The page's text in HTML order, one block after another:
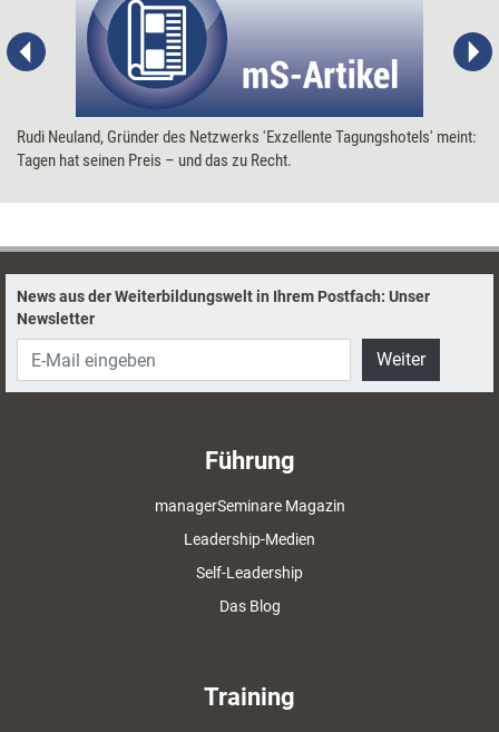
Rudi Neuland, Gründer des Netzwerks 'Exzellente Tagungshotels' meint:
Tagen hat seinen Preis – und das zu Recht.
News aus der Weiterbildungswelt in Ihrem Postfach: Unser
Newsletter
Weiter
Führung
managerSeminare Magazin
Leadership-Medien
Self-Leadership
Das Blog
Training